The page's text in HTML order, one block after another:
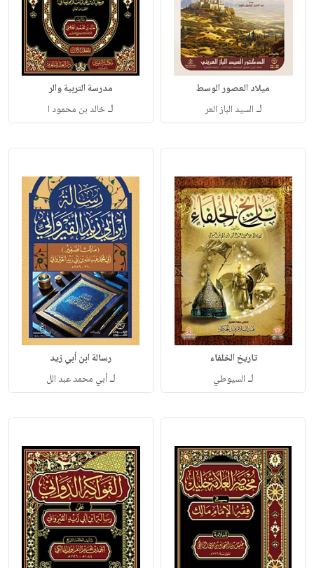
ميلاد العصور الوسط
لـ السيد الباز العر
مدرسة التربية والر
لـخالد بن محمود ا
تاريخ الخلفاء
لـ السيوطي
رسالة ابن أبي زيد
لـأبي محمد عبد الل